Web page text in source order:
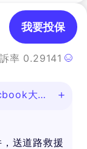
率 0.29141
我要投保
大
送道路救援